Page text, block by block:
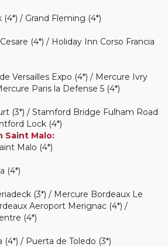
(4*) / Grand Fleming (4*)
(4*) / Holiday Inn Corso Francia
Versailles Expo (4*) / Mercure Ivry
Paris la Defense 5 (4*)
(3*) / Stamford Bridge Fulham Road
Lock (4*)
Saint Malo:
Malo (4*)
(4*)
(3*) / Mercure Bordeaux Le
Aeroport Merignac (4*) /
(4*)
(4*) / Puerta de Toledo (3*)